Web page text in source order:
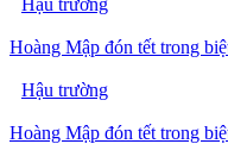
Hoàng Mập đón tết trong
Hậu trường
Hoàng Mập đón tết trong